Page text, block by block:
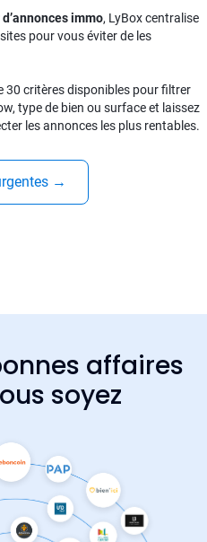
immo, LyBox centralise
pour vous éviter de les
30 critères disponibles pour filtrer
type de bien ou surface et laissez
les annonces les plus rentables.
→
affaires
soyez